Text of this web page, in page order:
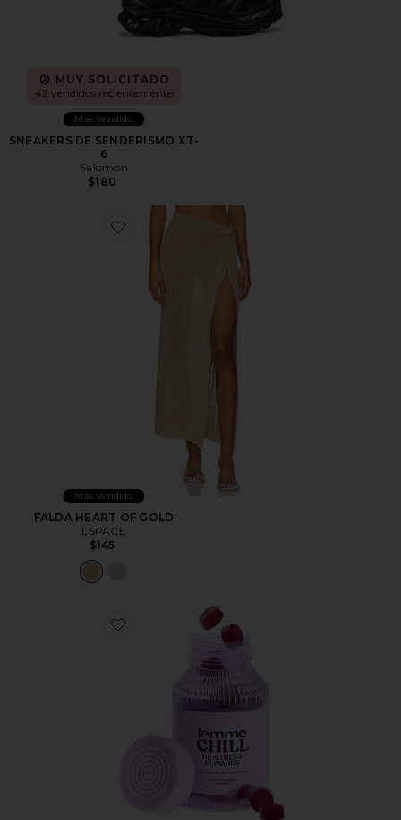
MUY SOLICITADO
42 vendidos recientemente
Más Vendido
SNEAKERS DE SENDERISMO XT-
6
Salomon
$180
Favorite FALDA HEART OF GOLD
Más Vendido
FALDA HEART OF GOLD
LSPACE
$145
Favorite GOMITAS DE VITAMINA CHILL